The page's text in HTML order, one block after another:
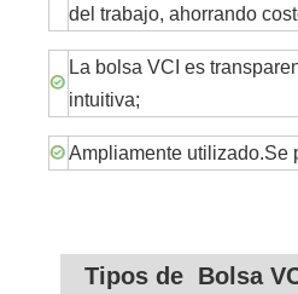
del trabajo, ahorrando
La bolsa VCI es
intuitiva;
Ampliamente utilizado.Se
Tipos de Bolsa